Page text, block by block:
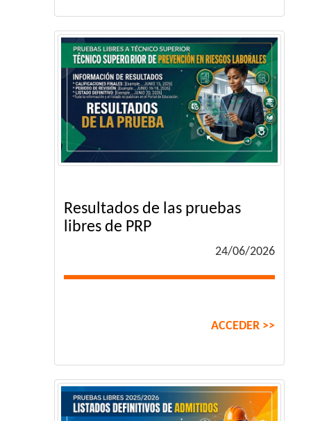
Resultados de las pruebas
libres de PRP
24/06/2026
ACCEDER >>